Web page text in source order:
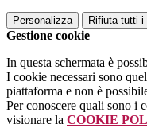
Personalizza Rifiuta tutti i
Gestione cookie
In questa schermata è
I cookie necessari sono
piattaforma e non è
Per conoscere quali sono i
visionare la COOKIE